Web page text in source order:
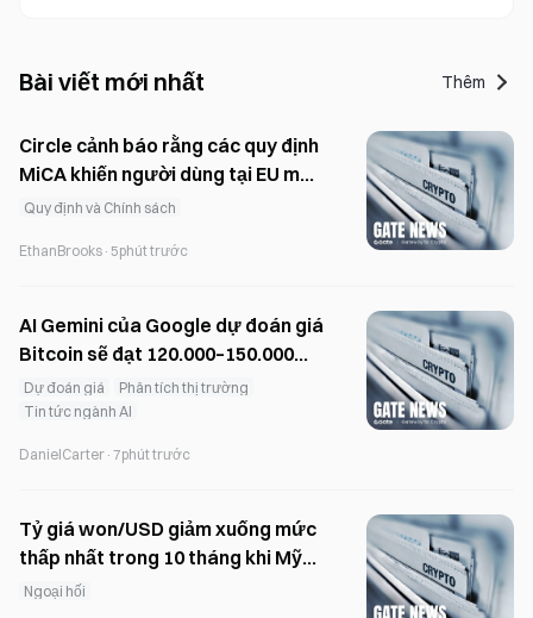
Bài viết mới nhất Thêm
Circle cảnh báo rằng các quy định
MiCA khiến người dùng tại EU mất
quyền tiếp cận các stablecoin lớn.
Quy định và Chính sách
EthanBrooks · 5phút trước
AI Gemini của Google dự đoán giá
Bitcoin sẽ đạt 120.000–150.000
USD vào cuối năm 2026
Dự đoán giá
Phân tích thị trường
Tin tức ngành AI
DanielCarter · 7phút trước
Tỷ giá won/USD giảm xuống mức
thấp nhất trong 10 tháng khi Mỹ
ủng hộ việc duy trì ổn định các
Ngoại hối